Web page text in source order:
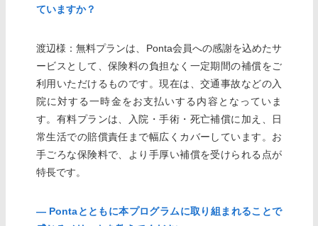
ていますか？
渡辺様：無料プランは、Ponta会員への感謝を込めたサ
ービスとして、保険料の負担なく一定期間の補償をご
利用いただけるものです。現在は、交通事故などの入
院に対する一時金をお支払いする内容となっていま
す。有料プランは、入院・手術・死亡補償に加え、日
常生活での賠償責任まで幅広くカバーしています。お
手ごろな保険料で、より手厚い補償を受けられる点が
特長です。
― Pontaとともに本プログラムに取り組まれることで